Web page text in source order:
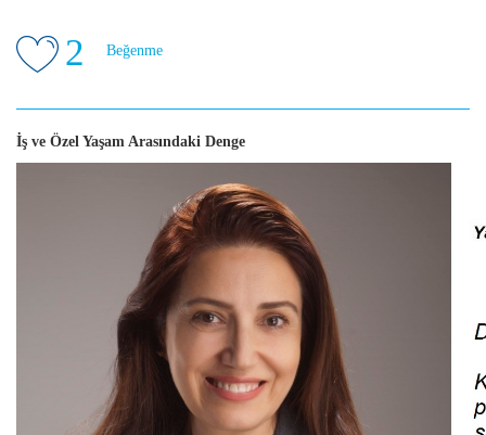
2 Beğenme
İş ve Özel Yaşam Arasındaki Denge